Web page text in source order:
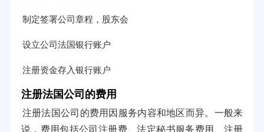
制定签署公司章程，股东会
设立公司法国银行账户
注册资金存入银行账户
注册法国公司的费用
注册法国公司的费用因服务内容和地区而异。一般来
说，费用包括公司注册费、法定秘书服务费用、注册